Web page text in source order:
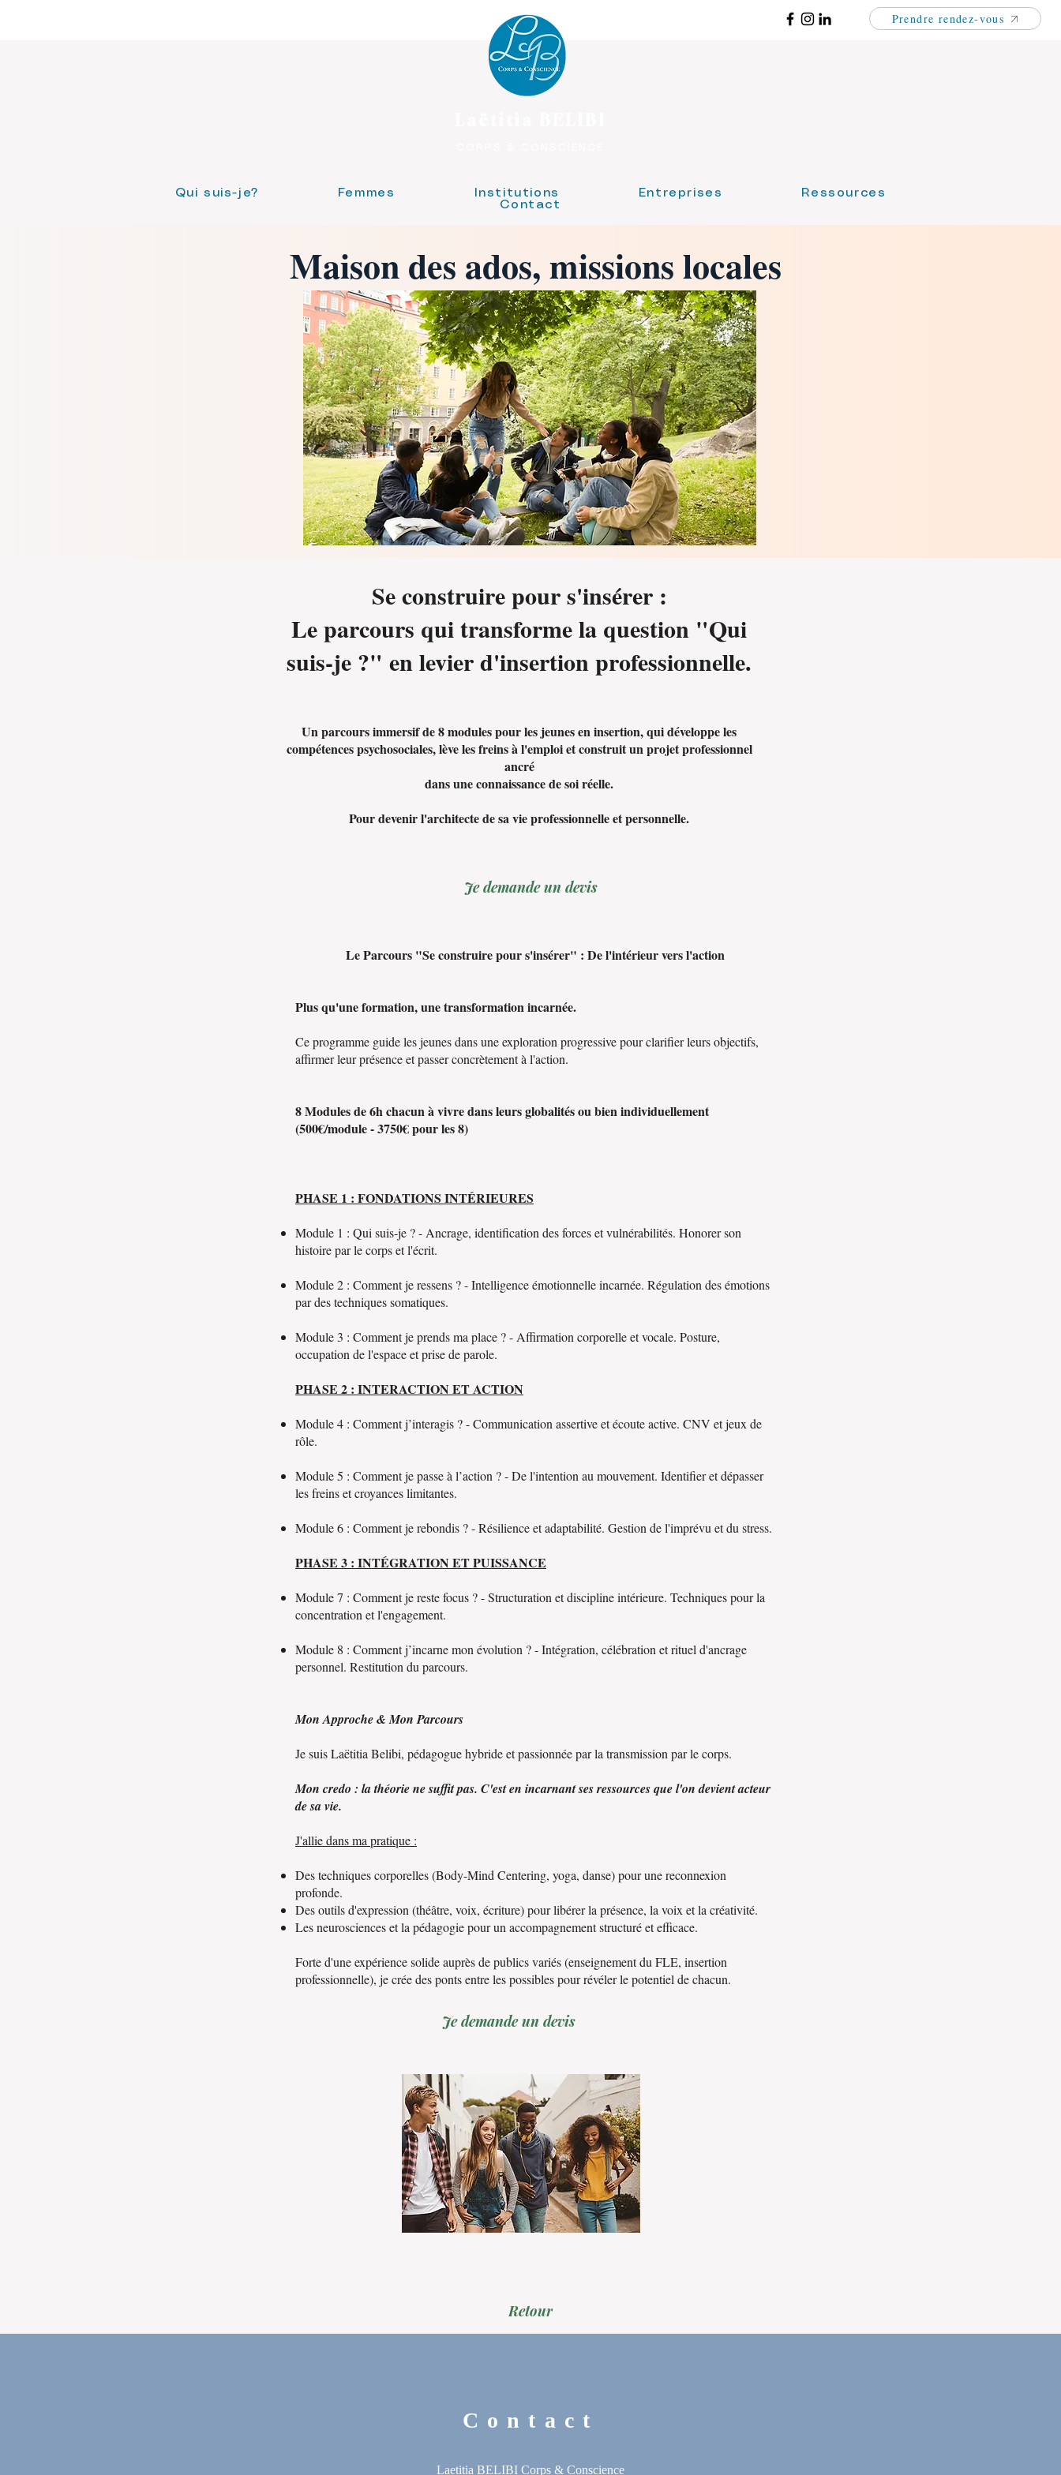
Prendre rendez-vous
Qui suis-je? Femmes Institutions Entreprises
Ressources
Contact
Maison des ados, missions locales
Se construire pour s'insérer :
Le parcours qui transforme la question "Qui
suis-je ?" en levier d'insertion professionnelle.
Un parcours immersif de 8 modules pour les jeunes en insertion, qui développe les
compétences psychosociales, lève les freins à l'emploi et construit un projet professionnel
ancré
dans une connaissance de soi réelle.
Pour devenir l'architecte de sa vie professionnelle et personnelle.
Je demande un devis
Le Parcours "Se construire pour s'insérer" : De l'intérieur vers l'action
Plus qu'une formation, une transformation incarnée.
Ce programme guide les jeunes dans une exploration progressive pour clarifier leurs objectifs,
affirmer leur présence et passer concrètement à l'action.
8 Modules de 6h chacun à vivre dans leurs globalités ou bien individuellement
(500€/module - 3750€ pour les 8)
PHASE 1 : FONDATIONS INTÉRIEURES
Module 1 : Qui suis-je ? - Ancrage, identification des forces et vulnérabilités. Honorer son
histoire par le corps et l'écrit.
Module 2 : Comment je ressens ? - Intelligence émotionnelle incarnée. Régulation des émotions
par des techniques somatiques.
Module 3 : Comment je prends ma place ? - Affirmation corporelle et vocale. Posture,
occupation de l'espace et prise de parole.
PHASE 2 : INTERACTION ET ACTION
Module 4 : Comment j’interagis ? - Communication assertive et écoute active. CNV et jeux de
rôle.
Module 5 : Comment je passe à l’action ? - De l'intention au mouvement. Identifier et dépasser
les freins et croyances limitantes.
Module 6 : Comment je rebondis ? - Résilience et adaptabilité. Gestion de l'imprévu et du stress.
PHASE 3 : INTÉGRATION ET PUISSANCE
Module 7 : Comment je reste focus ? - Structuration et discipline intérieure. Techniques pour la
concentration et l'engagement.
Module 8 : Comment j’incarne mon évolution ? - Intégration, célébration et rituel d'ancrage
personnel. Restitution du parcours.
Mon Approche & Mon Parcours
Je suis Laëtitia Belibi, pédagogue hybride et passionnée par la transmission par le corps.
Mon credo : la théorie ne suffit pas. C'est en incarnant ses ressources que l'on devient acteur
de sa vie.
J'allie dans ma pratique :
Des techniques corporelles (Body-Mind Centering, yoga, danse) pour une reconnexion
profonde.
Des outils d'expression (théâtre, voix, écriture) pour libérer la présence, la voix et la créativité.
Les neurosciences et la pédagogie pour un accompagnement structuré et efficace.
Forte d'une expérience solide auprès de publics variés (enseignement du FLE, insertion
professionnelle), je crée des ponts entre les possibles pour révéler le potentiel de chacun.
Je demande un devis
Retour
Contact
Laetitia BELIBI Corps & Conscience